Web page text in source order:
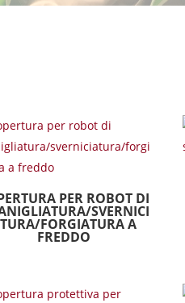
PER ROBOT DI
SVERNICI
FORGIATURA A
FREDDO